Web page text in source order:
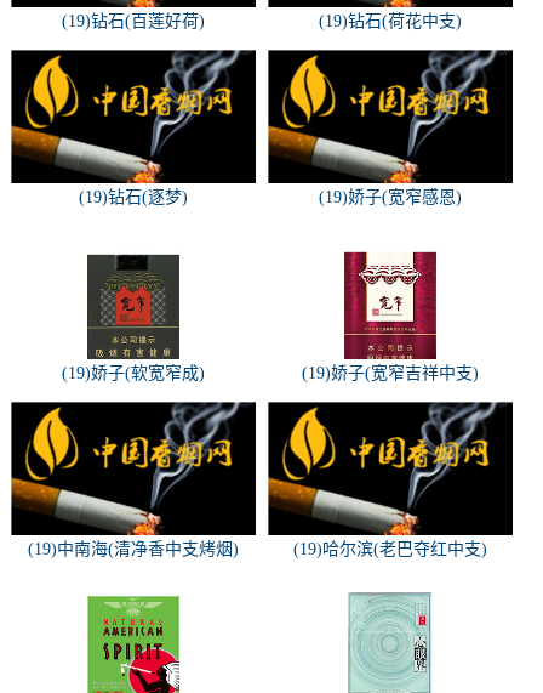
(19)钻石(百莲好荷) (19)钻石(荷花中支)
(19)钻石(逐梦) (19)娇子(宽窄感恩)
(19)娇子(软宽窄成) (19)娇子(宽窄吉祥中支)
(19)中南海(清净香中支烤烟) (19)哈尔滨(老巴夺红中支)